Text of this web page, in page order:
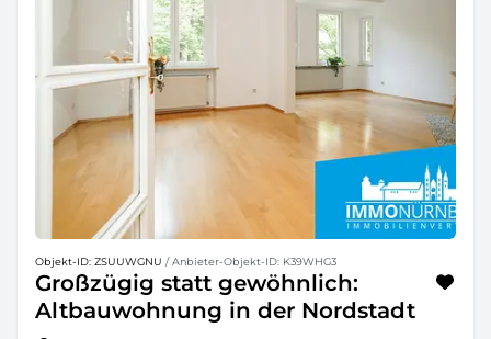
Objekt-ID: ZSUUWGNU / Anbieter-Objekt-ID: K39WHG3
Großzügig statt gewöhnlich:
Altbauwohnung in der Nordstadt